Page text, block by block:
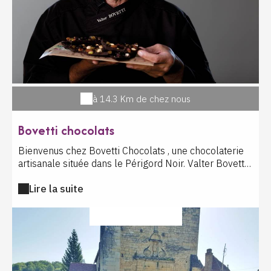
colonies d'abeilles. Préparez-vous à vivre un voyage
extraordinaire, qui vous mènera de la préhistoire (-17
000 ans) jusqu'à nos jours, en passant par le Moyen-
âge… Bonne visite !
à 14.3 Km de chez nous
Bovetti chocolats
Bienvenus chez Bovetti Chocolats , une chocolaterie
artisanale située dans le Périgord Noir. Valter Bovetti
gastronomie et le mélange des arômes. Explorateur
son atelier de Terrasson en Dordogne des chocolats
appréciés dans toute la France, mais aussi dans près
de 30 pays partout dans le monde ! Soucieux depuis la
création de sa chocolaterie d'offrir ce qui se fait de
mieux, il n'utilise que des matières premières de
Lire la suite